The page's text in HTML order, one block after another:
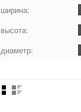
ширина:
высота:
диаметр: